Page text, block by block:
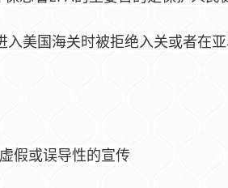
美国海关时被拒绝入关或者在
假或误导性的宣传